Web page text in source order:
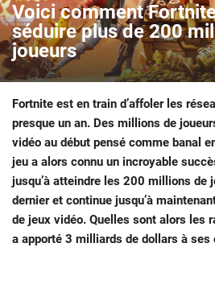
Voici comment
séduire plus de 200
joueurs
Fortnite est en train d’affoler les
presque un an. Des millions de
vidéo au début pensé comme banal
jeu a alors connu un incroyable
jusqu’à atteindre les 200 millions de
dernier et continue jusqu’à
de jeux vidéo. Quelles sont alors les
a apporté 3 milliards de dollars à ses